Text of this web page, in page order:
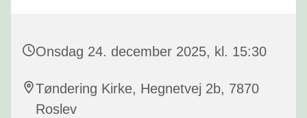
Onsdag 24. december 2025, kl. 15:30
Tøndering Kirke, Hegnetvej 2b, 7870
Roslev